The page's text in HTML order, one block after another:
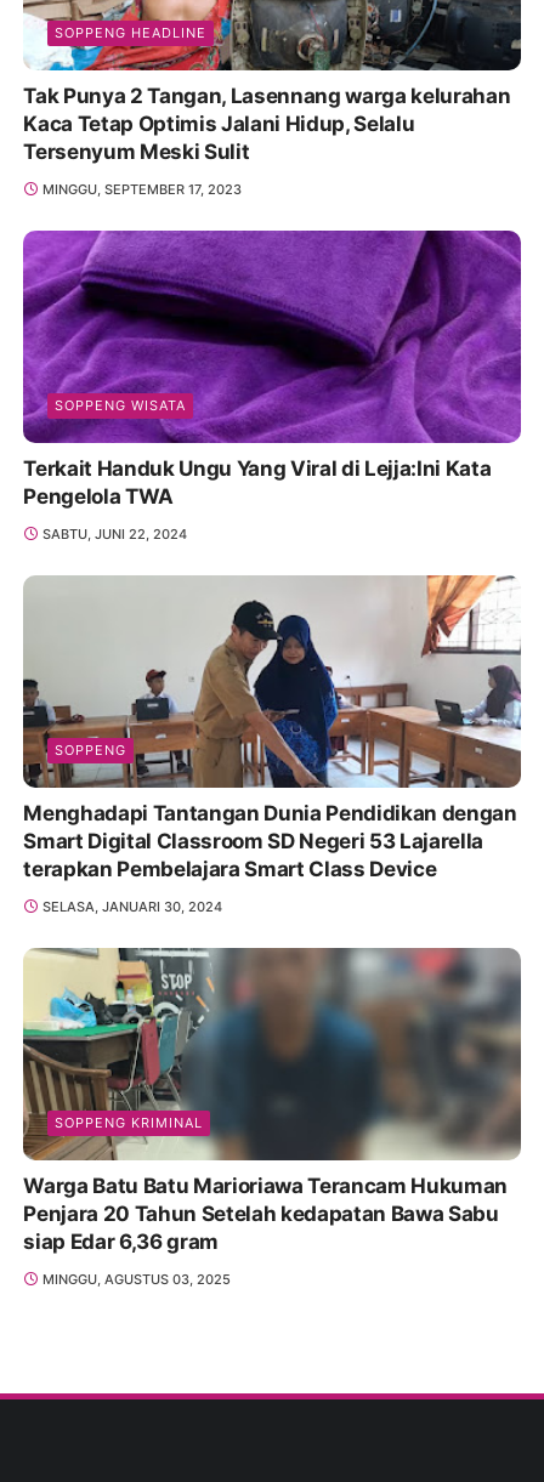
SOPPENG HEADLINE
Tak Punya 2 Tangan, Lasennang warga kelurahan
Kaca Tetap Optimis Jalani Hidup, Selalu
Tersenyum Meski Sulit
MINGGU, SEPTEMBER 17, 2023
SOPPENG WISATA
Terkait Handuk Ungu Yang Viral di Lejja:Ini Kata
Pengelola TWA
SABTU, JUNI 22, 2024
SOPPENG
Menghadapi Tantangan Dunia Pendidikan dengan
Smart Digital Classroom SD Negeri 53 Lajarella
terapkan Pembelajara Smart Class Device
SELASA, JANUARI 30, 2024
SOPPENG KRIMINAL
Warga Batu Batu Marioriawa Terancam Hukuman
Penjara 20 Tahun Setelah kedapatan Bawa Sabu
siap Edar 6,36 gram
MINGGU, AGUSTUS 03, 2025